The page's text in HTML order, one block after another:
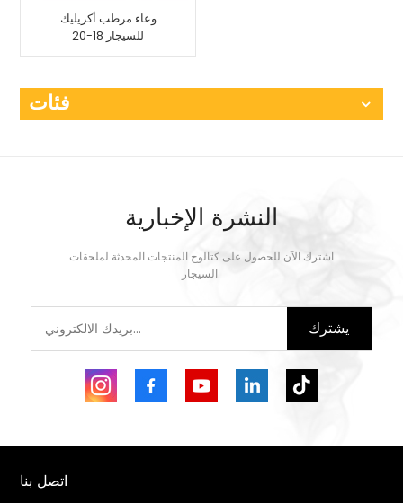
وعاء مرطب أكريليك
للسيجار 18-20
فئات
النشرة الإخبارية
اشترك الآن للحصول على كتالوج المنتجات المحدثة لملحقات
السيجار.
يشترك
اتصل بنا